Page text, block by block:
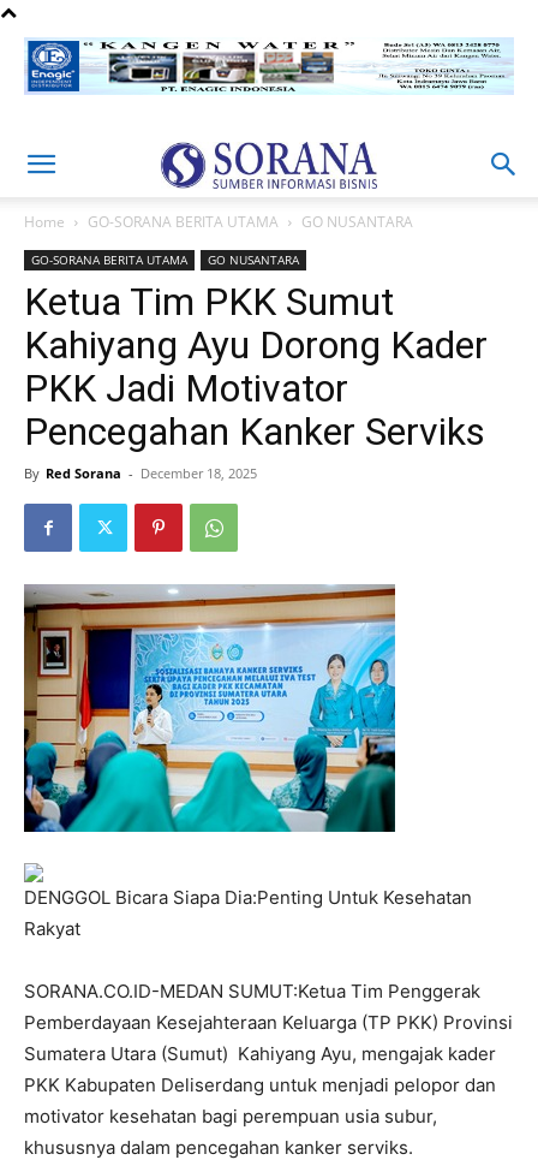
Home GO-SORANA BERITA UTAMA GO NUSANTARA
GO-SORANA BERITA UTAMA GO NUSANTARA
Ketua Tim PKK Sumut
Kahiyang Ayu Dorong Kader
PKK Jadi Motivator
Pencegahan Kanker Serviks
By Red Sorana - December 18, 2025
DENGGOL Bicara Siapa Dia:Penting Untuk Kesehatan
Rakyat
SORANA.CO.ID-MEDAN SUMUT:Ketua Tim Penggerak
Pemberdayaan Kesejahteraan Keluarga (TP PKK) Provinsi
Sumatera Utara (Sumut) Kahiyang Ayu, mengajak kader
PKK Kabupaten Deliserdang untuk menjadi pelopor dan
motivator kesehatan bagi perempuan usia subur,
khususnya dalam pencegahan kanker serviks.